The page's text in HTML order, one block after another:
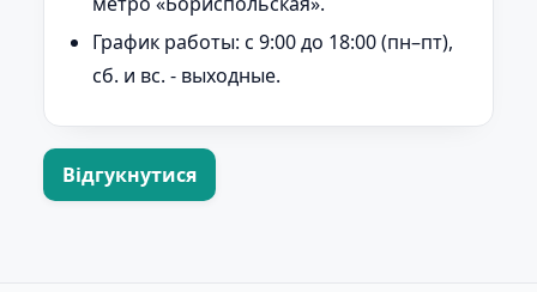
График работы: с 9:00 до 18:00 (пн–пт),
сб. и вс. - выходные.
Відгукнутися